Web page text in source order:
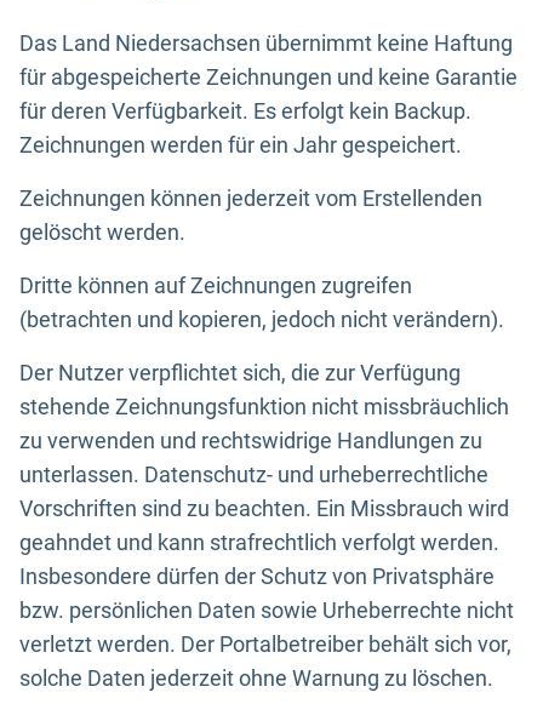
Das Land Niedersachsen übernimmt keine Haftung
für abgespeicherte Zeichnungen und keine Garantie
für deren Verfügbarkeit. Es erfolgt kein Backup.
Zeichnungen werden für ein Jahr gespeichert.
Zeichnungen können jederzeit vom Erstellenden
gelöscht werden.
Dritte können auf Zeichnungen zugreifen
(betrachten und kopieren, jedoch nicht verändern).
Der Nutzer verpflichtet sich, die zur Verfügung
stehende Zeichnungsfunktion nicht missbräuchlich
zu verwenden und rechtswidrige Handlungen zu
unterlassen. Datenschutz- und urheberrechtliche
Vorschriften sind zu beachten. Ein Missbrauch wird
geahndet und kann strafrechtlich verfolgt werden.
Insbesondere dürfen der Schutz von Privatsphäre
bzw. persönlichen Daten sowie Urheberrechte nicht
verletzt werden. Der Portalbetreiber behält sich vor,
solche Daten jederzeit ohne Warnung zu löschen.